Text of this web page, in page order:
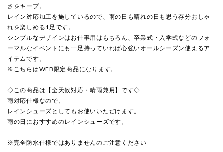
さをキープ。
レイン対応加工を施しているので、雨の日も晴れの日も思う存分おしゃ
れを楽しめる1足です。
シンプルなデザインはお仕事用はもちろん、卒業式・入学式などのフォ
ーマルなイベントにも一足持っていれば心強いオールシーズン使えるア
イテムです。
※こちらはWEB限定商品になります。
◇この商品は【全天候対応・晴雨兼用】です◇
雨対応仕様なので、
レインシューズとしてもお使いいただけます。
雨の日におすすめのレインシューズです。
※完全防水仕様ではありませんのご注意ください